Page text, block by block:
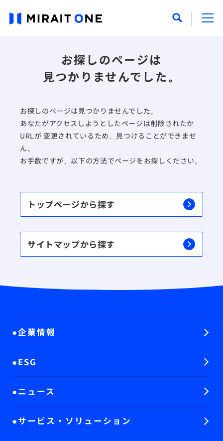
お探しのページは
見つかりませんでした。
お探しのページは見つかりませんでした。
あなたがアクセスしようとしたページは削除されたか
URLが 変更されているため、見つけることができませ
ん。
お手数ですが、以下の方法でページをお探しください。
トップページから探す
サイトマップから探す
企業情報
ESG
ニュース
サービス・ソリューション